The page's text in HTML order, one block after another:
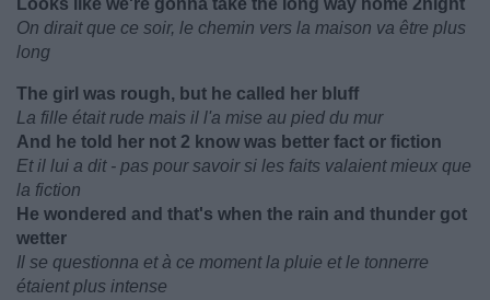
Looks like we're gonna take the long way home 2night
On dirait que ce soir, le chemin vers la maison va être plus
long
The girl was rough, but he called her bluff
La fille était rude mais il l'a mise au pied du mur
And he told her not 2 know was better fact or fiction
Et il lui a dit - pas pour savoir si les faits valaient mieux que
la fiction
He wondered and that's when the rain and thunder got
wetter
Il se questionna et à ce moment la pluie et le tonnerre
étaient plus intense